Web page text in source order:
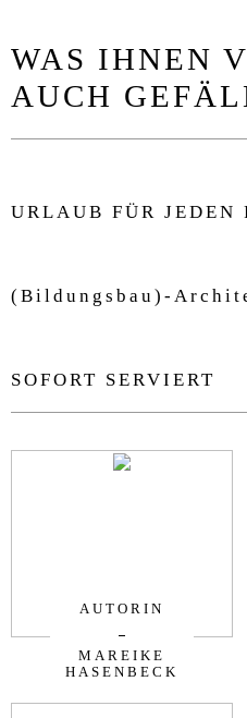
WAS IHNEN
AUCH
URLAUB FÜR JEDEN
(Bildungsbau)-
SOFORT SERVIERT
AUTORIN
MAREIKE
HASENBECK